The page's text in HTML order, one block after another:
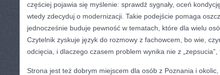
częściej pojawia się myślenie: sprawdź sygnały, oceń
wtedy zdecyduj o modernizacji. Takie podejście pomaga
jednocześnie buduje pewność w tematach, które dla wielu
Czytelnik zyskuje język do rozmowy z fachowcem, bo wie,
odcięcia, i dlaczego czasem problem wynika nie z „zepsucia”,
Strona jest też dobrym miejscem dla osób z Poznania i